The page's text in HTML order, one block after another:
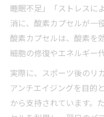
睡眠不足」「ストレスに
消に、酸素カプセルが一
酸素カプセルは、酸素を
細胞の修復やエネルギー
実際に、スポーツ後のリ
アンチエイジングを目的
から支持されています。